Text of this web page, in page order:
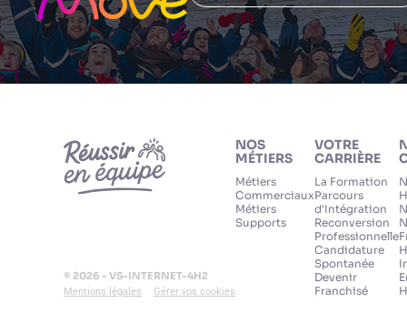
© 2026 - VS-INTERNET-4H2
Mentions légales Gérer vos cookies
NOS
MÉTIERS
Métiers
Commerciaux
Métiers
Supports
VOTRE
CARRIÈRE
La Formation
Parcours
d'Intégration
Reconversion
Professionnelle
Candidature
Spontanée
Devenir
Franchisé